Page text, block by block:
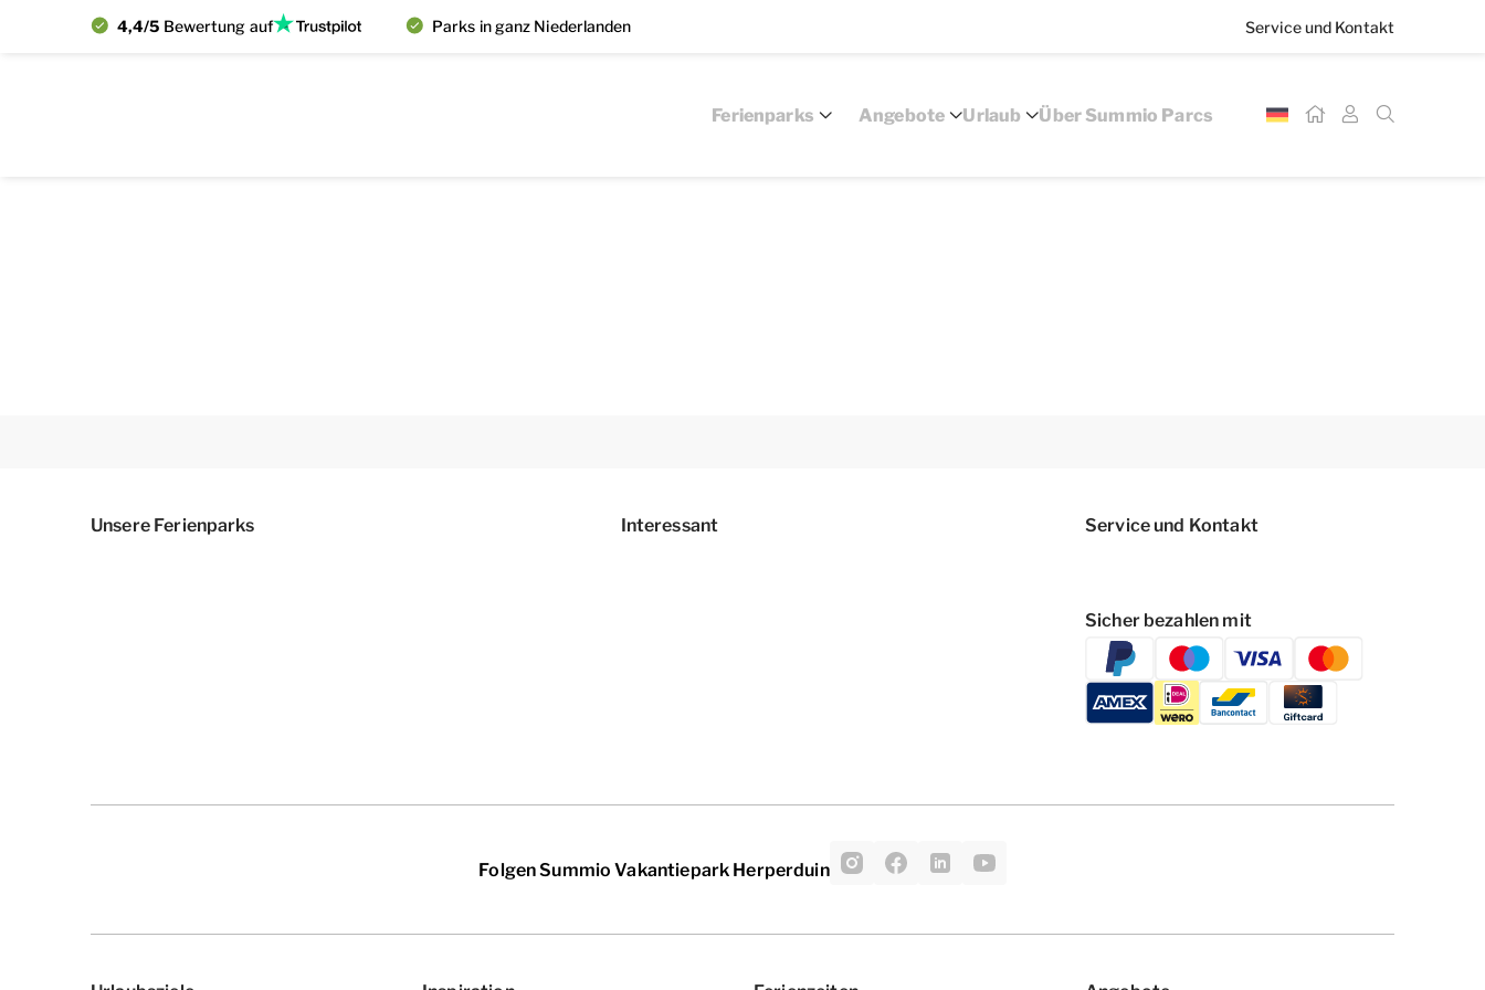
4,4/5 Bewertung auf Parks in ganz Niederlanden Service und Kontakt
Ferienparks Angebote Urlaub Über Summio Parcs
Unsere Ferienparks Interessant Service und Kontakt
Sicher bezahlen mit
Folgen Summio Vakantiepark Herperduin